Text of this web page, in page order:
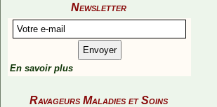
Newsletter
En savoir plus
Ravageurs Maladies et Soins